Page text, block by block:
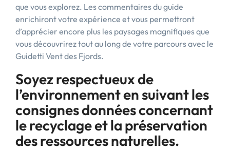
que vous explorez. Les commentaires du guide
enrichiront votre expérience et vous permettront
d’apprécier encore plus les paysages magnifiques que
vous découvrirez tout au long de votre parcours avec le
Guidetti Vent des Fjords.
Soyez respectueux de
l’environnement en suivant les
consignes données concernant
le recyclage et la préservation
des ressources naturelles.